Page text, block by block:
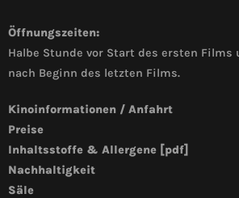
Öffnungszeiten:
Halbe Stunde vor Start des ersten Films
nach Beginn des letzten Films.
Kinoinformationen / Anfahrt
Preise
Inhaltsstoffe & Allergene [pdf]
Nachhaltigkeit
Säle